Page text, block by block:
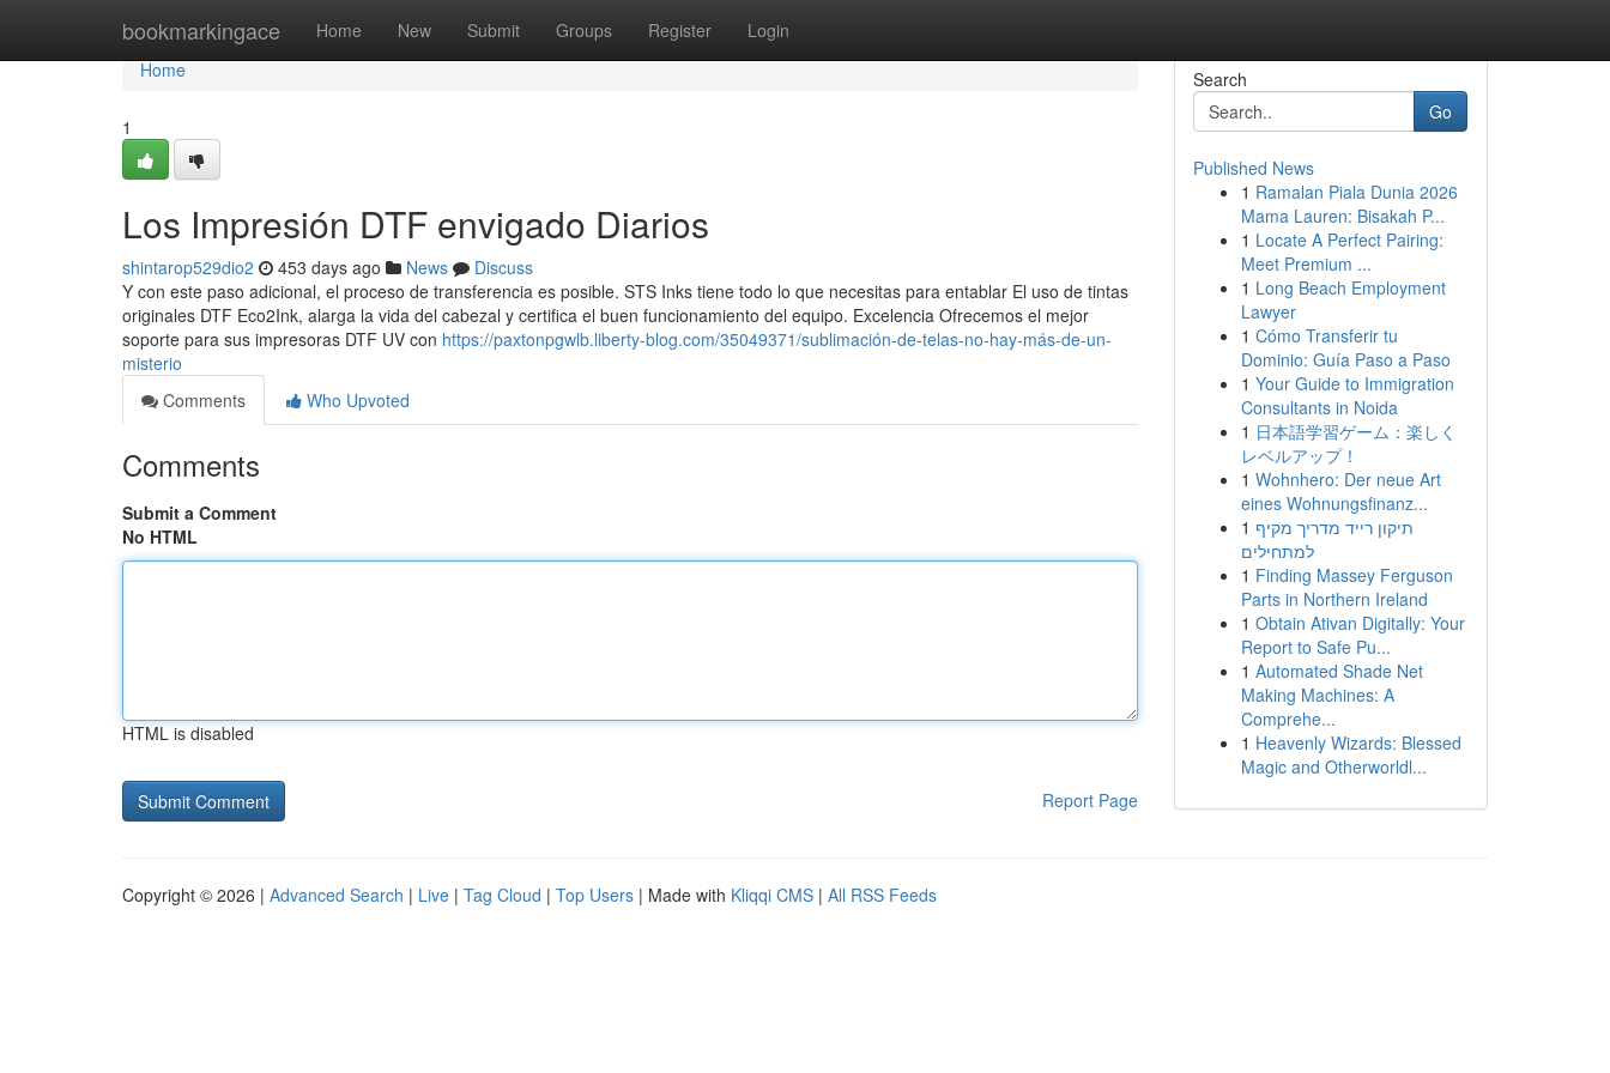
bookmarkingace Home New Submit Groups Register Login
Home
Home
1
Los Impresión DTF envigado Diarios
shintarop529dio2 453 days ago News
Discuss
Y con este paso adicional, el proceso de transferencia es posible. STS Inks tiene todo lo que necesitas para entablar El uso de tintas
originales DTF Eco2Ink, alarga la vida del cabezal y certifica el buen funcionamiento del equipo. Excelencia Ofrecemos el mejor
soporte para sus impresoras DTF UV con https://paxtonpgwlb.liberty-blog.com/35049371/sublimación-de-telas-no-hay-más-de-un-
misterio
Comments
Who Upvoted
Comments
Submit a Comment
No HTML
HTML is disabled
Report Page
Search
Go
Published News
1 Ramalan Piala Dunia 2026
Mama Lauren: Bisakah P...
1 Locate A Perfect Pairing:
Meet Premium ...
1 Long Beach Employment
Lawyer
1 Cómo Transferir tu
Dominio: Guía Paso a Paso
1 Your Guide to Immigration
Consultants in Noida
1 日本語学習ゲーム：楽しく
レベルアップ！
1 Wohnhero: Der neue Art
eines Wohnungsfinanz...
1 תיקון רייד מדריך מקיף
למתחילים
1 Finding Massey Ferguson
Parts in Northern Ireland
1 Obtain Ativan Digitally: Your
Report to Safe Pu...
1 Automated Shade Net
Making Machines: A
Comprehe...
1 Heavenly Wizards: Blessed
Magic and Otherworldl...
Copyright © 2026 | Advanced Search | Live | Tag Cloud | Top Users | Made with Kliqqi CMS | All RSS Feeds